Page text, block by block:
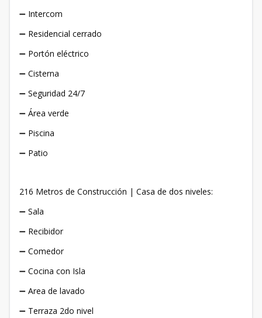
➖ Intercom
➖ Residencial cerrado
➖ Portón eléctrico
➖ Cisterna
➖ Seguridad 24/7
➖ Área verde
➖ Piscina
➖ Patio
216 Metros de Construcción | Casa de dos niveles:
➖ Sala
➖ Recibidor
➖ Comedor
➖ Cocina con Isla
➖ Area de lavado
➖ Terraza 2do nivel